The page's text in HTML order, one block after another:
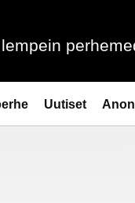
Uutiset